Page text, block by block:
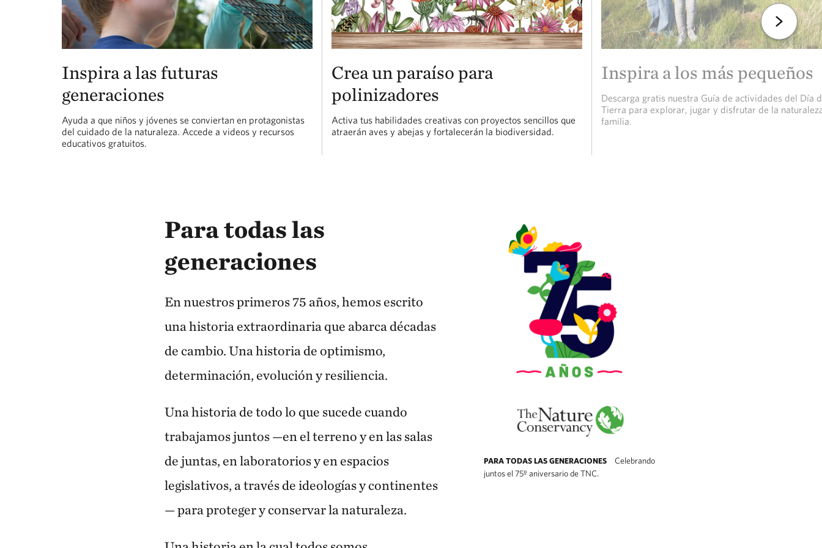
Inspira a las futuras
generaciones
Ayuda a que niños y jóvenes se conviertan en protagonistas
del cuidado de la naturaleza. Accede a videos y recursos
educativos gratuitos.
Crea un paraíso para
polinizadores
Activa tus habilidades creativas con proyectos sencillos que
atraerán aves y abejas y fortalecerán la biodiversidad.
Inspira a los más pequeños
Descarga gratis nuestra Guía de actividades del Día
Tierra para explorar, jugar y disfrutar de la
familia.
Siguiente
Para todas las
generaciones
En nuestros primeros 75 años, hemos escrito
una historia extraordinaria que abarca décadas
de cambio. Una historia de optimismo,
determinación, evolución y resiliencia.
Una historia de todo lo que sucede cuando
trabajamos juntos —en el terreno y en las salas
de juntas, en laboratorios y en espacios
legislativos, a través de ideologías y continentes
— para proteger y conservar la naturaleza.
PARA TODAS LAS GENERACIONES
Celebrando
juntos el 75º aniversario de TNC.